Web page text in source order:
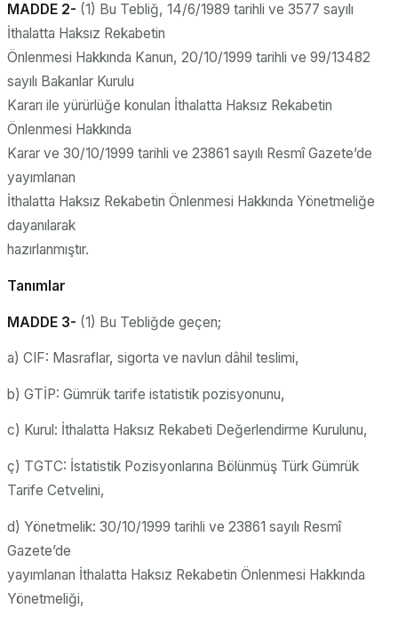
MADDE 2- (1) Bu Tebliğ, 14/6/1989 tarihli ve 3577 sayılı
İthalatta Haksız Rekabetin
Önlenmesi Hakkında Kanun, 20/10/1999 tarihli ve 99/13482
sayılı Bakanlar Kurulu
Kararı ile yürürlüğe konulan İthalatta Haksız Rekabetin
Önlenmesi Hakkında
Karar ve 30/10/1999 tarihli ve 23861 sayılı Resmî Gazete’de
yayımlanan
İthalatta Haksız Rekabetin Önlenmesi Hakkında Yönetmeliğe
dayanılarak
hazırlanmıştır.
Tanımlar
MADDE 3- (1) Bu Tebliğde geçen;
a) CIF: Masraflar, sigorta ve navlun dâhil teslimi,
b) GTİP: Gümrük tarife istatistik pozisyonunu,
c) Kurul: İthalatta Haksız Rekabeti Değerlendirme Kurulunu,
ç) TGTC: İstatistik Pozisyonlarına Bölünmüş Türk Gümrük
Tarife Cetvelini,
d) Yönetmelik: 30/10/1999 tarihli ve 23861 sayılı Resmî
Gazete’de
yayımlanan İthalatta Haksız Rekabetin Önlenmesi Hakkında
Yönetmeliği,